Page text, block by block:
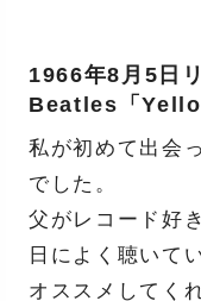
1966年8月5日
Beatles「
私が初めて出会
でした。
父がレコード好
日によく聴いて
オススメしてく